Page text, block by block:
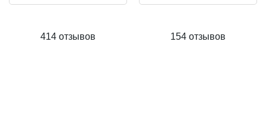
414 отзывов 154 отзывов